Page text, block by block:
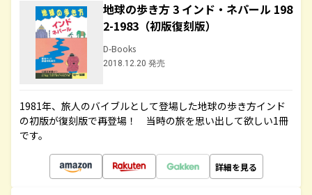
地球の歩き方 3 インド・ネパール 198
2-1983（初版復刻版）
D-Books
2018.12.20 発売
1981年、旅人のバイブルとして登場した地球の歩き方インド
の初版が復刻版で再登場！ 当時の旅を思い出して欲しい1冊
です。
詳細を見る